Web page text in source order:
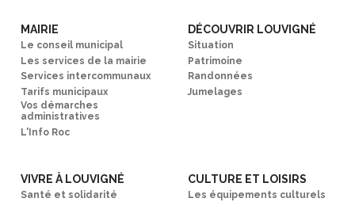
MAIRIE
Le conseil municipal
Les services de la mairie
Services intercommunaux
Tarifs municipaux
Vos démarches
administratives
L'Info Roc
DÉCOUVRIR LOUVIGNÉ
Situation
Patrimoine
Randonnées
Jumelages
VIVRE À LOUVIGNÉ
Santé et solidarité
CULTURE ET LOISIRS
Les équipements culturels